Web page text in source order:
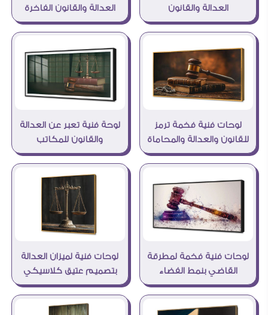
العدالة والقانون
العدالة والقانون الفاخرة
لوحات فنية فخمة ترمز
للقانون والعدالة والمحاماة
لوحة فنية تعبر عن العدالة
والقانون للمكاتب
لوحات فنية فخمة لمطرقة
القاضي بنمط الفضاء
لوحات فنية لميزان العدالة
بتصميم عتيق كلاسيكي